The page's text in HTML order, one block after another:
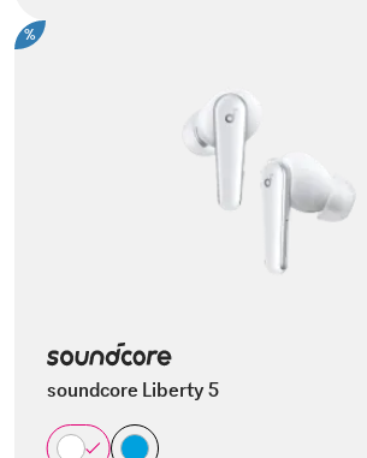
%
soundcore Liberty 5